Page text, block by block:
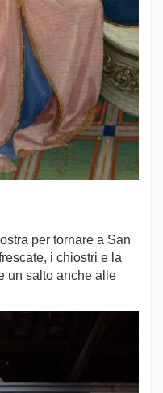
per tornare a San
i chiostri e la
un salto anche alle